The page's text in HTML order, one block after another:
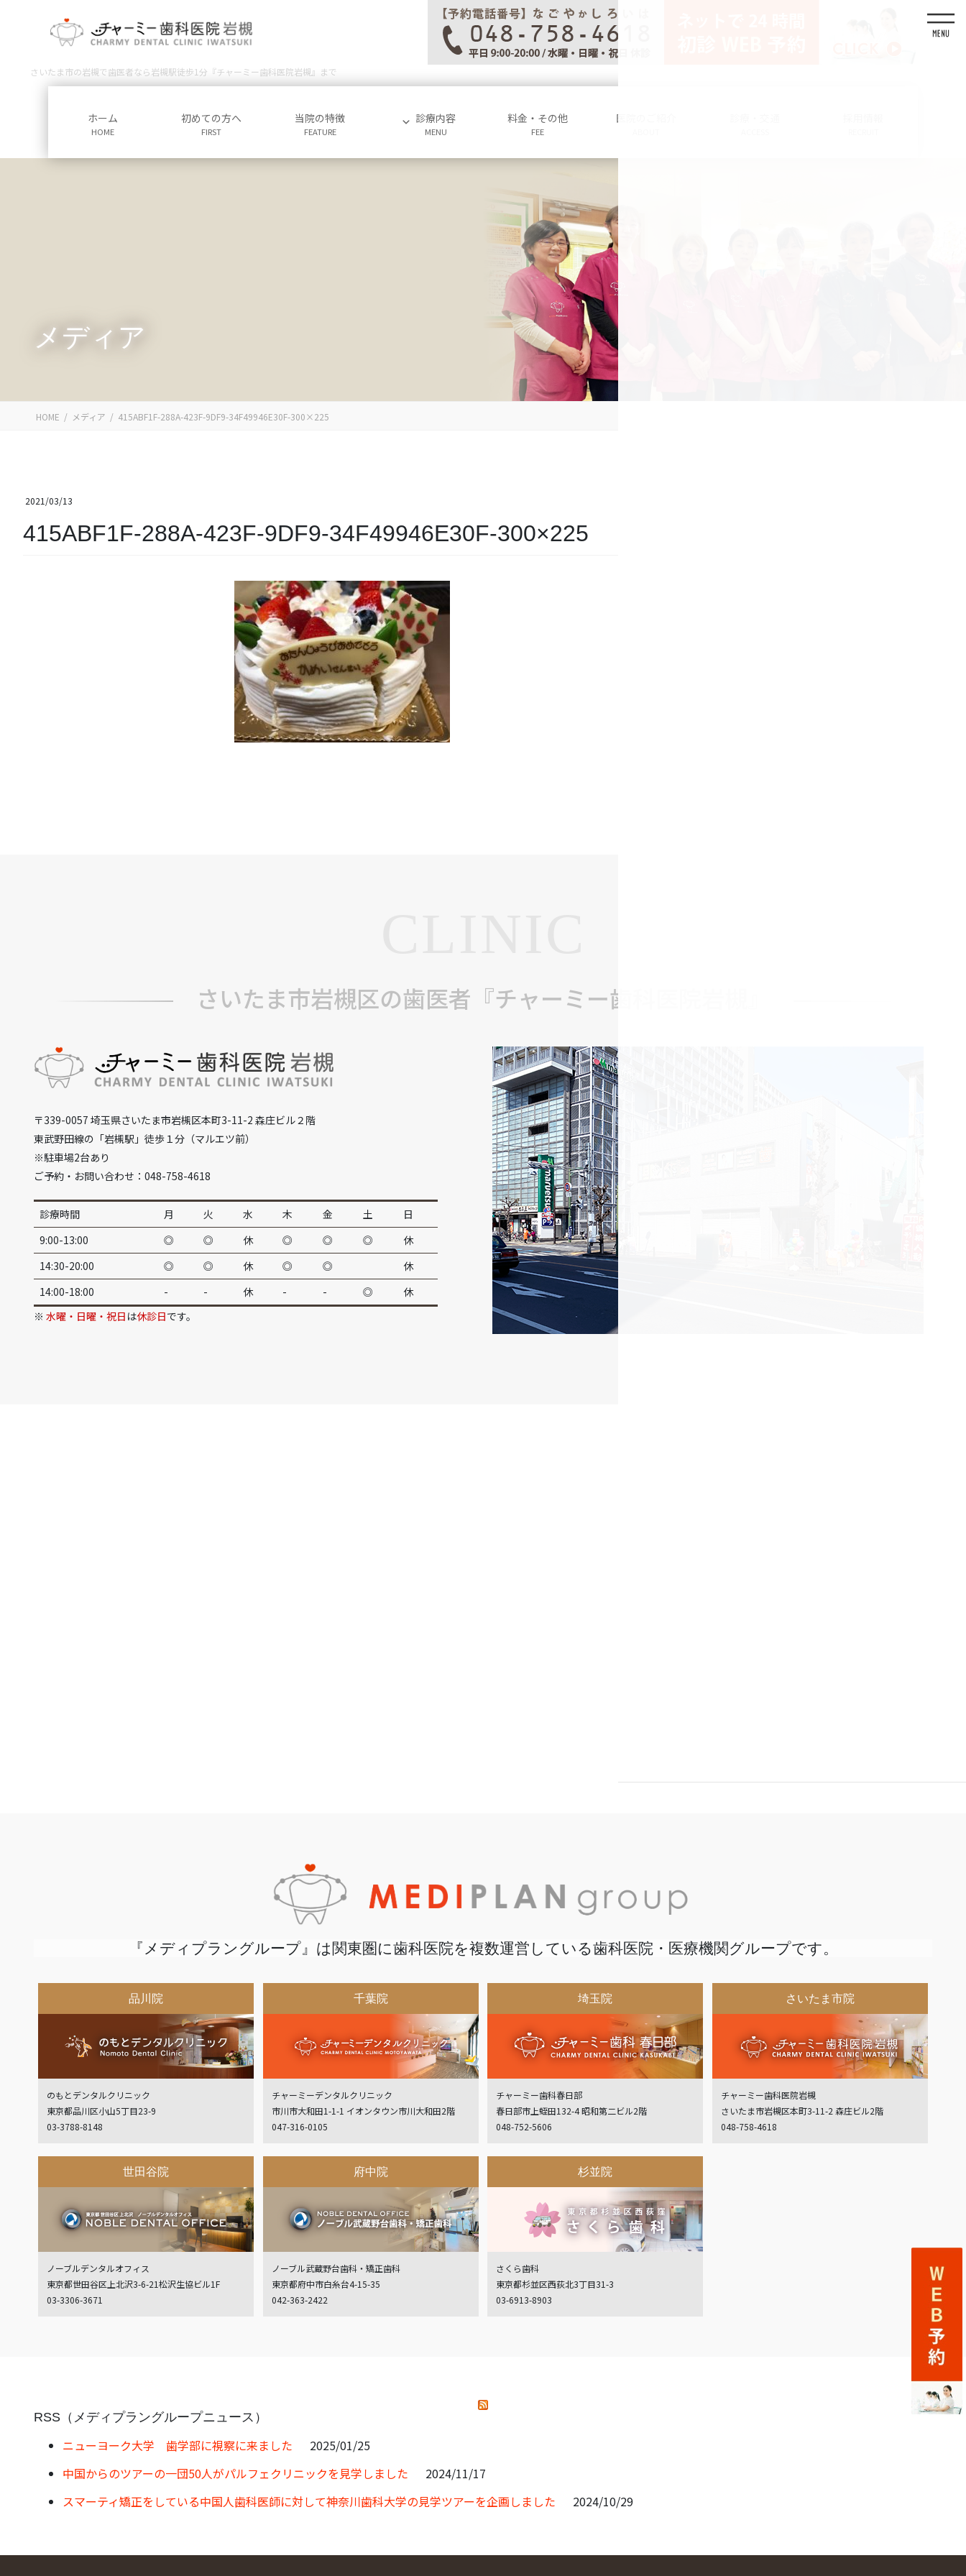
動
さいたま市の岩槻で歯医者なら岩槻駅徒歩1分『チャーミー歯科医院岩槻』まで
ホーム
HOME
初めての方へ
FIRST
当院の特徴
FEATURE
診療内容
MENU
料金・その他
FEE
医院のご紹介
メディア
HOME メディア 415ABF1F-288A-423F-9DF9-34F49946E30F-300×225
2021/03/13
415ABF1F-288A-423F-9DF9-34F49946E30F-300×225
さいたま市岩槻区の歯医者『チャーミー歯科医院岩槻』
〒339-0057 埼玉県さいたま市岩槻区本町3-11-2 森庄ビル２階
東武野田線の「岩槻駅」徒歩１分（マルエツ前）
※駐車場2台あり
ご予約・お問い合わせ：048-758-4618
診療時間 月 火 水 木 金 土
日
9:00-13:00
◎ ◎ 休 ◎ ◎ ◎
休
14:30-20:00
◎ ◎ 休 ◎ ◎
休
14:00-18:00
- - 休 - - ◎
休
※ 水曜・日曜・祝日 は休診日です。
『メディプラングループ』は関東圏に歯科医院を複数運営している歯科医院・医療機関グループです。
品川院
のもとデンタルクリニック
東京都品川区小山5丁目23-9
03-3788-8148
千葉院
チャーミーデンタルクリニック
市川市大和田1-1-1 イオンタウン市川大和田2階
047-316-0105
埼玉院
チャーミー歯科春日部
春日部市上蛭田132-4 昭和第二ビル2階
048-752-5606
さいたま市院
チャーミー歯科医院岩槻
さいたま市岩槻区本町3-11-2 森庄ビル2階
048-758-4618
世田谷院
ノーブルデンタルオフィス
東京都世田谷区上北沢3-6-21松沢生協ビル1F
03-3306-3671
府中院
ノーブル武蔵野台歯科・矯正歯科
東京都府中市白糸台4-15-35
042-363-2422
杉並院
さくら歯科
東京都杉並区西荻北3丁目31-3
03-6913-8903
RSS（メディプラングループニュース）
ニューヨーク大学 歯学部に視察に来ました
2025/01/25
中国からのツアーの一団50人がパルフェクリニックを見学しました
2024/11/17
スマーティ矯正をしている中国人歯科医師に対して神奈川歯科大学の見学ツアーを企画しました
2024/10/29